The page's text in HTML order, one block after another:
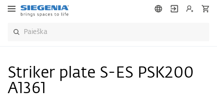
Striker plate S-ES PSK200
A1361